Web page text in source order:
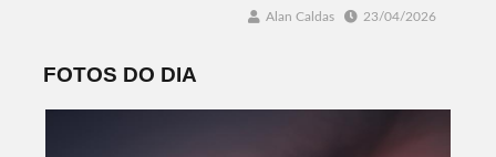
Alan Caldas 23/04/2026
FOTOS DO DIA